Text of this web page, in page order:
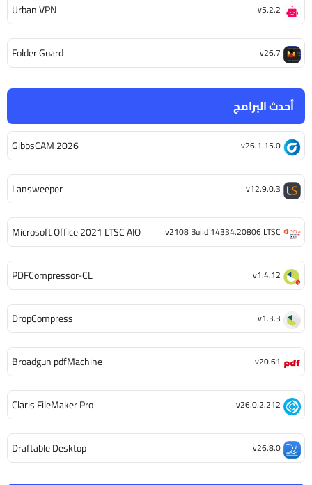
أحدث البرامج
GibbsCAM 2026 v26.1.15.0
Lansweeper v12.9.0.3
Microsoft Office 2021 LTSC AIO v2108 Build 14334.20806 LTSC
PDFCompressor-CL v1.4.12
DropCompress v1.3.3
Broadgun pdfMachine v20.61
Claris FileMaker Pro v26.0.2.212
Draftable Desktop v26.8.0
Urban VPN v5.2.2
Folder Guard v26.7